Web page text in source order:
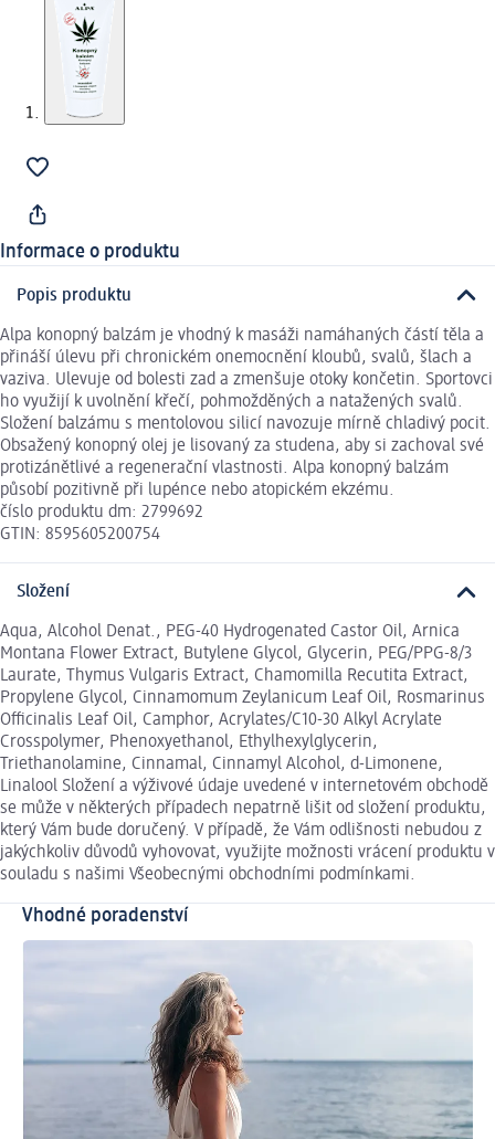
Informace o produktu
Popis produktu
Alpa konopný balzám je vhodný k masáži namáhaných částí těla a
přináší úlevu při chronickém onemocnění kloubů, svalů, šlach a
vaziva. Ulevuje od bolesti zad a zmenšuje otoky končetin. Sportovci
ho využijí k uvolnění křečí, pohmožděných a natažených svalů.
Složení balzámu s mentolovou silicí navozuje mírně chladivý pocit.
Obsažený konopný olej je lisovaný za studena, aby si zachoval své
protizánětlivé a regenerační vlastnosti. Alpa konopný balzám
působí pozitivně při lupénce nebo atopickém ekzému.
číslo produktu dm: 2799692
GTIN: 8595605200754
Složení
Aqua, Alcohol Denat., PEG-40 Hydrogenated Castor Oil, Arnica
Montana Flower Extract, Butylene Glycol, Glycerin, PEG/PPG-8/3
Laurate, Thymus Vulgaris Extract, Chamomilla Recutita Extract,
Propylene Glycol, Cinnamomum Zeylanicum Leaf Oil, Rosmarinus
Officinalis Leaf Oil, Camphor, Acrylates/C10-30 Alkyl Acrylate
Crosspolymer, Phenoxyethanol, Ethylhexylglycerin,
Triethanolamine, Cinnamal, Cinnamyl Alcohol, d-Limonene,
Linalool Složení a výživové údaje uvedené v internetovém obchodě
se může v některých případech nepatrně lišit od složení produktu,
který Vám bude doručený. V případě, že Vám odlišnosti nebudou z
jakýchkoliv důvodů vyhovovat, využijte možnosti vrácení produktu v
souladu s našimi Všeobecnými obchodními podmínkami.
Vhodné poradenství